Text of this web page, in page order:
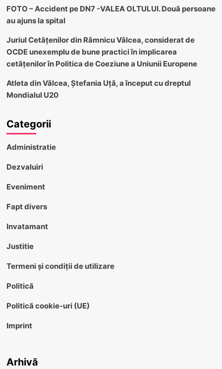
FOTO – Accident pe DN7 -VALEA OLTULUI. Două persoane
au ajuns la spital
Juriul Cetățenilor din Râmnicu Vâlcea, considerat de
OCDE unexemplu de bune practici în implicarea
cetățenilor în Politica de Coeziune a Uniunii Europene
Atleta din Vâlcea, Ștefania Uță, a început cu dreptul
Mondialul U20
Categorii
Administratie
Dezvaluiri
Eveniment
Fapt divers
Invatamant
Justitie
Termeni și condiții de utilizare
Politică
Politică cookie-uri (UE)
Imprint
Arhivă